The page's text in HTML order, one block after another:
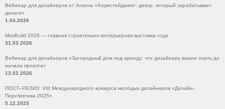
Вебинар для дизайнеров от Аскона «Хоумстейджинг: декор, который зарабатывает
деньги»
1.04.2026
MosBuild 2026 — главная строительно-интерьерная выставка года
31.03.2026
Вебинар для дизайнеров «Загородный дом под аренду: что дизайнеру важно знать до
начала проекта»
13.02.2026
ПОСТ–РЕЛИЗ VIII Международного конкурса молодых дизайнеров «Дизайн-
Перспектива 2025»
5.12.2025